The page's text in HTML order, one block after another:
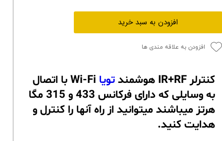
افزودن به سبد خرید
افزودن به علاقه مندی ها
کنترلر IR+RF هوشمند تویا
Wi-Fi با اتصال
به وسایلی که دارای فرکانس 433 و 315 مگا
هرتز میباشند میتوانید از راه آنها را کنترل و
هدایت کنید.